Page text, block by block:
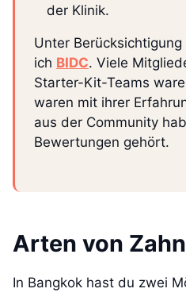
der Klinik.
Unter
ich BIDC. Viele
Starter-Kit-Teams
waren mit ihrer
aus der Community
Bewertungen gehört.
Arten von
In Bangkok hast du zwei